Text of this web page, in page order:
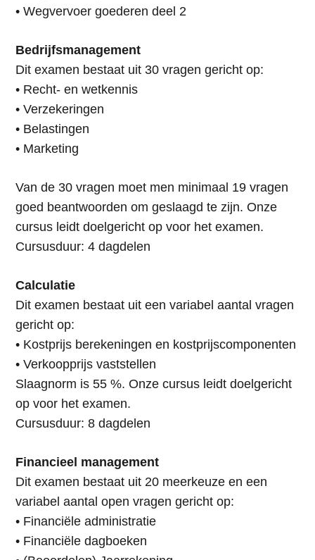
• Wegvervoer goederen deel 2
Bedrijfsmanagement
Dit examen bestaat uit 30 vragen gericht op:
• Recht- en wetkennis
• Verzekeringen
• Belastingen
• Marketing
Van de 30 vragen moet men minimaal 19 vragen
goed beantwoorden om geslaagd te zijn. Onze
cursus leidt doelgericht op voor het examen.
Cursusduur: 4 dagdelen
Calculatie
Dit examen bestaat uit een variabel aantal vragen
gericht op:
• Kostprijs berekeningen en kostprijscomponenten
• Verkoopprijs vaststellen
Slaagnorm is 55 %. Onze cursus leidt doelgericht
op voor het examen.
Cursusduur: 8 dagdelen
Financieel management
Dit examen bestaat uit 20 meerkeuze en een
variabel aantal open vragen gericht op:
• Financiële administratie
• Financiële dagboeken